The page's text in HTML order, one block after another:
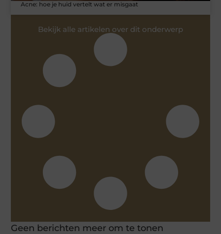
Acne: hoe je huid vertelt wat er misgaat
Bekijk alle artikelen over dit onderwerp
Geen berichten meer om te tonen